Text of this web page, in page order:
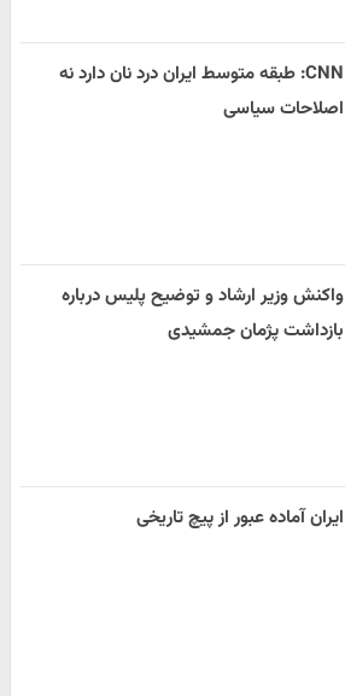
CNN: طبقه متوسط ایران درد نان دارد نه
اصلاحات سیاسی
واکنش وزیر ارشاد و توضیح پلیس درباره
بازداشت پژمان جمشیدی
ایران آماده عبور از پیچ تاریخی